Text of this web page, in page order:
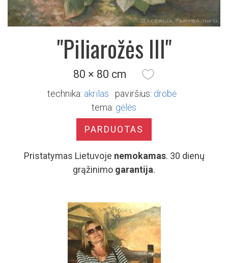
"Piliarožės III"
80 × 80 cm
technika: akrilas paviršius: drobė
tema: gėlės
PARDUOTAS
Pristatymas Lietuvoje nemokamas. 30 dienų
grąžinimo garantija.